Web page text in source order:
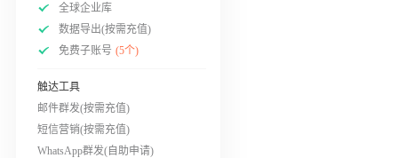
全球企业库
数据导出(按需充值)
免费子账号 (5个)
触达工具
邮件群发(按需充值)
短信营销(按需充值)
WhatsApp群发(自助申请)